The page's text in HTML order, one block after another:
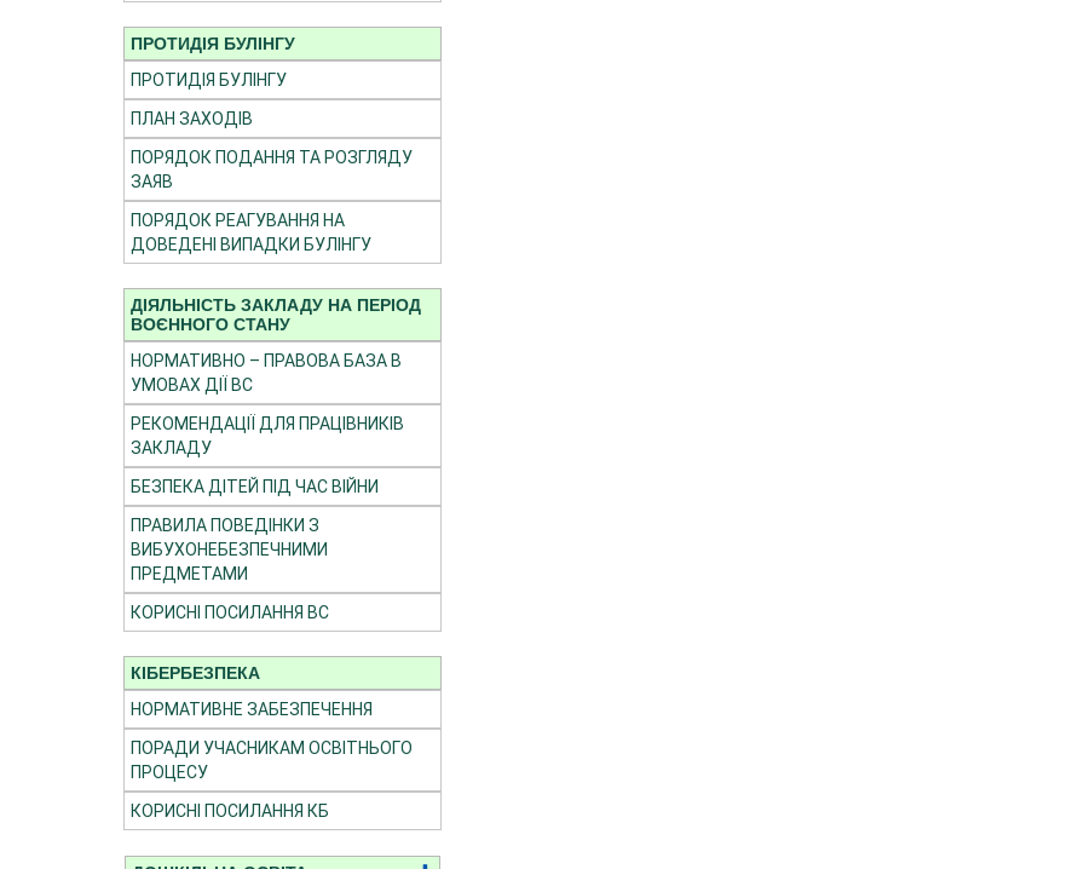
ПРОТИДІЯ БУЛІНГУ
ПРОТИДІЯ БУЛІНГУ
ПЛАН ЗАХОДІВ
ПОРЯДОК ПОДАННЯ ТА РОЗГЛЯДУ
ЗАЯВ
ПОРЯДОК РЕАГУВАННЯ НА
ДОВЕДЕНІ ВИПАДКИ БУЛІНГУ
ДІЯЛЬНІСТЬ ЗАКЛАДУ НА ПЕРІОД
ВОЄННОГО СТАНУ
НОРМАТИВНО – ПРАВОВА БАЗА В
УМОВАХ ДІЇ ВС
РЕКОМЕНДАЦІЇ ДЛЯ ПРАЦІВНИКІВ
ЗАКЛАДУ
БЕЗПЕКА ДІТЕЙ ПІД ЧАС ВІЙНИ
ПРАВИЛА ПОВЕДІНКИ З
ВИБУХОНЕБЕЗПЕЧНИМИ
ПРЕДМЕТАМИ
КОРИСНІ ПОСИЛАННЯ ВС
КІБЕРБЕЗПЕКА
НОРМАТИВНЕ ЗАБЕЗПЕЧЕННЯ
ПОРАДИ УЧАСНИКАМ ОСВІТНЬОГО
ПРОЦЕСУ
КОРИСНІ ПОСИЛАННЯ КБ